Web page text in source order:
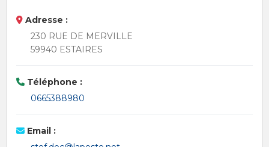
Adresse :
230 RUE DE MERVILLE
59940 ESTAIRES
Téléphone :
0665388980
Email :